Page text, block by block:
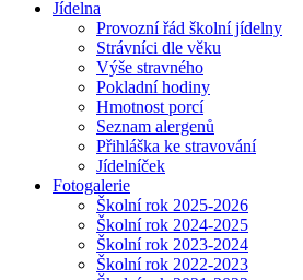
Jídelna
Provozní řád školní jídelny
Strávníci dle věku
Výše stravného
Pokladní hodiny
Hmotnost porcí
Seznam alergenů
Přihláška ke stravování
Jídelníček
Fotogalerie
Školní rok 2025-2026
Školní rok 2024-2025
Školní rok 2023-2024
Školní rok 2022-2023